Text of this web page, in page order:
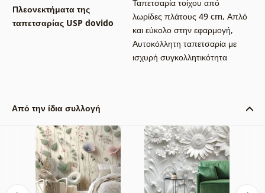
Πλεονεκτήματα της
ταπετσαρίας USP dovido
Ταπετσαρία τοίχου από
λωρίδες πλάτους 49 cm, Απλό
και εύκολο στην εφαρμογή,
Αυτοκόλλητη ταπετσαρία με
ισχυρή συγκολλητικότητα
Από την ίδια συλλογή